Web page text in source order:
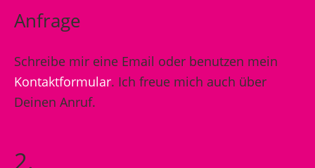
Anfrage
Schreibe mir eine Email oder benutzen mein
Kontaktformular. Ich freue mich auch über
Deinen Anruf.
2.